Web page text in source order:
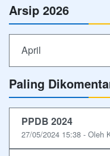
Arsip 2026
April
Paling
PPDB 2024
27/05/2024 15:38 - Oleh